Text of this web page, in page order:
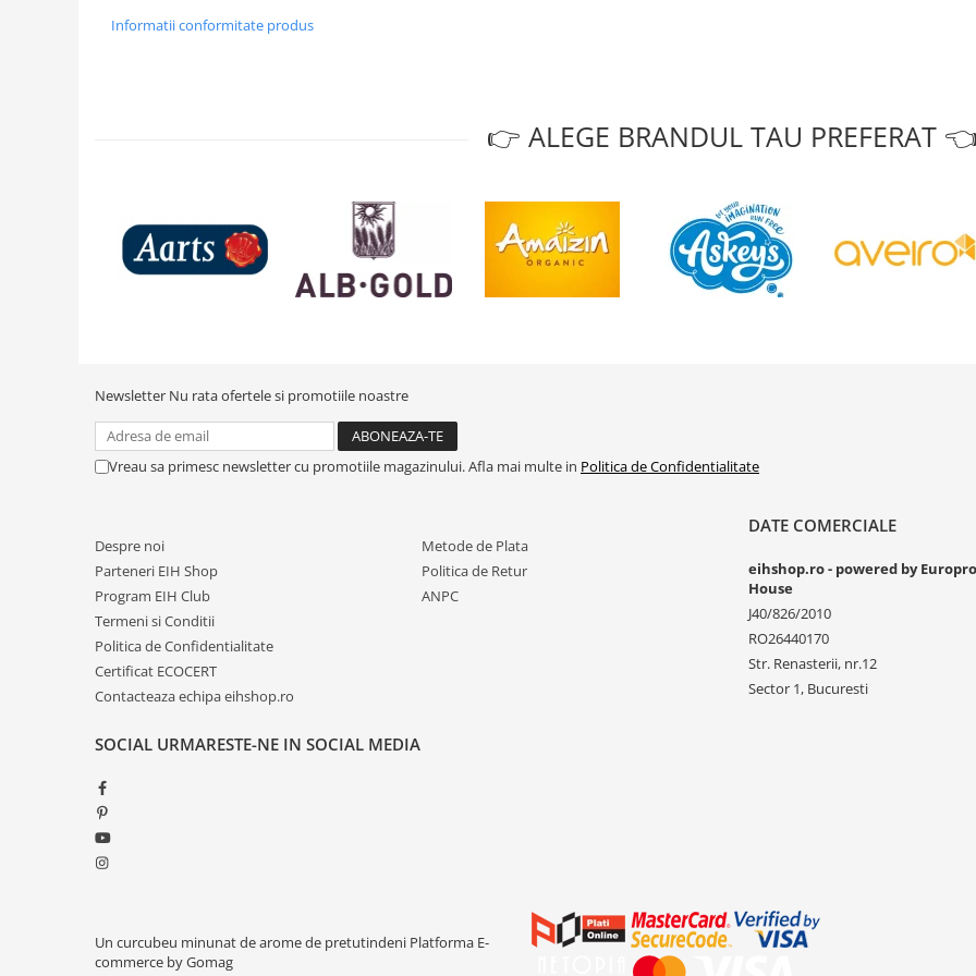
Informatii conformitate produs
👉 ALEGE BRANDUL TAU PREFERAT
Newsletter Nu rata ofertele si promotiile noastre
Vreau sa primesc newsletter cu promotiile magazinului. Afla mai multe in Politica de Confidentialitate
Despre noi
Parteneri EIH Shop
Program EIH Club
Termeni si Conditii
Politica de Confidentialitate
Certificat ECOCERT
Contacteaza echipa eihshop.ro
Metode de Plata
Politica de Retur
ANPC
DATE COMERCIALE
eihshop.ro - powered by
House
J40/826/2010
RO26440170
Str. Renasterii, nr.12
Sector 1, Bucuresti
SOCIAL URMARESTE-NE IN SOCIAL MEDIA
Un curcubeu minunat de arome de pretutindeni Platforma E-
commerce by Gomag